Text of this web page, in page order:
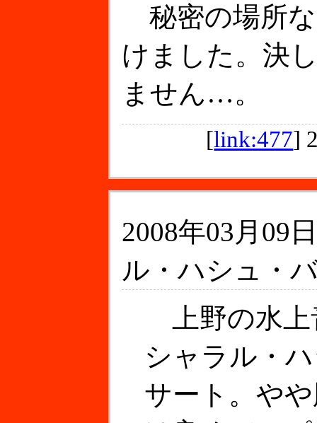
秘密の場所
けました。決
ません…。
[link:477]
2008年03月09
ル・ハシュ・
上野の水上
シャラル・
サート。や